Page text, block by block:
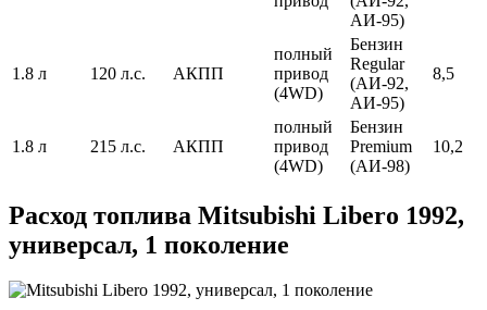
АИ-95)
1.8 л 120 л.с. АКПП
полный
привод
(4WD)
Бензин
Regular
(АИ-92,
АИ-95)
8,5
1.8 л 215 л.с. АКПП
полный
привод
(4WD)
Бензин
Premium
(АИ-98)
10,2
Расход топлива Mitsubishi Libero 1992,
универсал, 1 поколение